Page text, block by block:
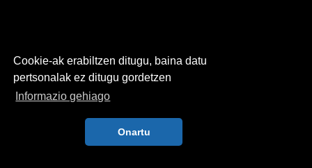
Cookie-ak erabiltzen ditugu, baina datu
pertsonalak ez ditugu gordetzen
Informazio gehiago
Onartu